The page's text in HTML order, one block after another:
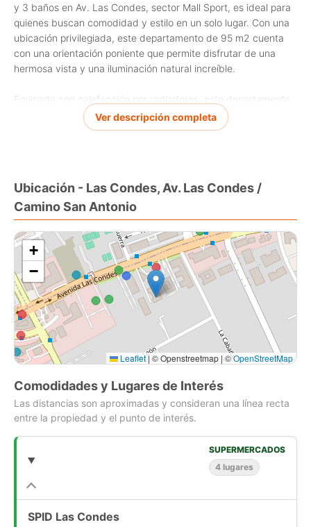
y 3 baños en Av. Las Condes, sector Mall Sport, es ideal para
quienes buscan comodidad y estilo en un solo lugar. Con una
ubicación privilegiada, este departamento de 95 m2 cuenta
con una orientación poniente que permite disfrutar de una
hermosa vista y una iluminación natural increíble.
Equipado con calefacción por radiadores, este departamento
está listo para ser tu nuevo hogar y brindarte todo el confort
que necesitas. Además, su diseño está pensado para
No dejes pasar la oportunidad de vivir en uno de los barrios
más exclusivos de Santiago. Contáctame para agendar una
visita y conocer este increíble departamento en persona!
Precio de arriendo: $1.500.000.
Ver descripción completa
Ubicación - Las Condes, Av. Las Condes /
Camino San Antonio
+
−
Leaflet| © Openstreetmap | ©OpenStreetMap
Comodidades y Lugares de Interés
Las distancias son aproximadas y consideran una línea recta
entre la propiedad y el punto de interés.
SUPERMERCADOS
4 lugares
SPID Las Condes